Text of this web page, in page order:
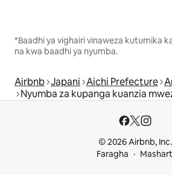
*Baadhi ya vighairi vinaweza kutumika
na kwa baadhi ya nyumba.
Airbnb Japani Aichi Prefecture
Nyumba za kupanga kuanzia
© 2026 Airbnb, Inc.
Faragha